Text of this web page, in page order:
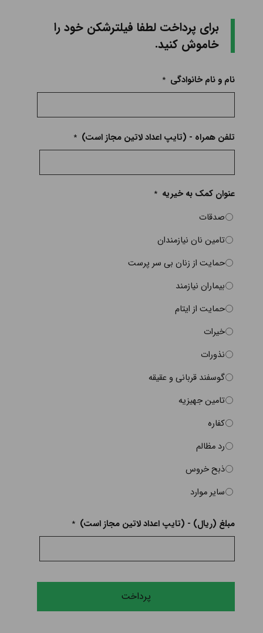
برای پرداخت لطفا فیلترشکن خود را
خاموش کنید.
نام و نام خانوادگی *
و
نام
تلفن همراه - (تایپ اعداد لاتین مجاز است) *
عنوان کمک به خیریه *
صدقات
تامین نان نیازمندان
حمایت از زنان بی سر پرست
بیماران نیازمند
حمایت از ایتام
خیرات
نذورات
گوسفند قربانی و عقیقه
تامین جهیزیه
کفاره
رد مظالم
ذبح خروس
سایر موارد
مبلغ (ریال) - (تایپ اعداد لاتین مجاز است) *